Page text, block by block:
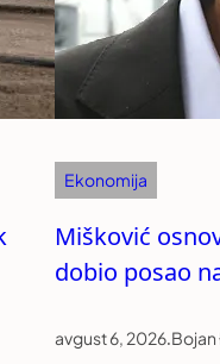
Ekonomija
Mišković
dobio posao
avgust 6, 2026.